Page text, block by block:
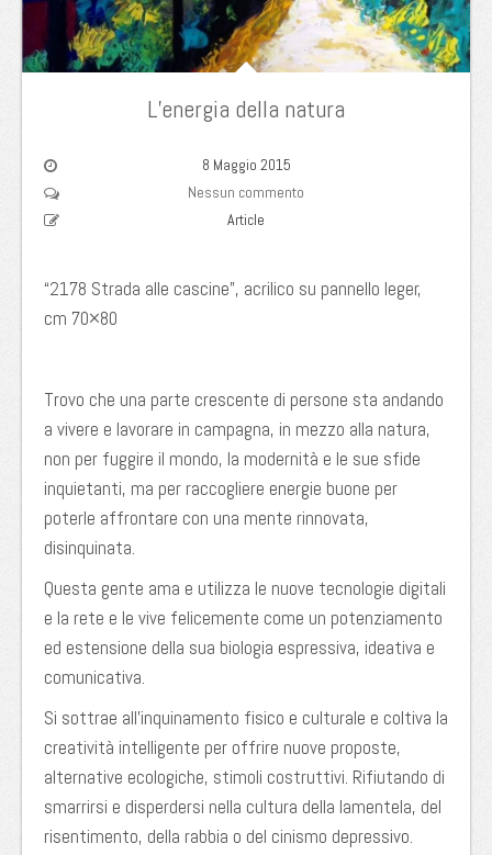
L’energia della natura
8 Maggio 2015
Nessun commento
Article
“2178 Strada alle cascine”, acrilico su pannello leger,
cm 70×80
Trovo che una parte crescente di persone sta andando
a vivere e lavorare in campagna, in mezzo alla natura,
non per fuggire il mondo, la modernità e le sue sfide
inquietanti, ma per raccogliere energie buone per
poterle affrontare con una mente rinnovata,
disinquinata.
Questa gente ama e utilizza le nuove tecnologie digitali
e la rete e le vive felicemente come un potenziamento
ed estensione della sua biologia espressiva, ideativa e
comunicativa.
Si sottrae all’inquinamento fisico e culturale e coltiva la
creatività intelligente per offrire nuove proposte,
alternative ecologiche, stimoli costruttivi. Rifiutando di
smarrirsi e disperdersi nella cultura della lamentela, del
risentimento, della rabbia o del cinismo depressivo.